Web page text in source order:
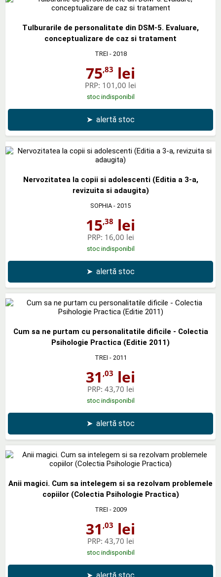
Tulburarile de personalitate din DSM-5. Evaluare,
conceptualizare de caz si tratament
TREI - 2018
75,83 lei
PRP: 101,00 lei
stoc indisponibil
➤ alertă stoc
Nervozitatea la copii si adolescenti (Editia a 3-a,
revizuita si adaugita)
SOPHIA - 2015
15,38 lei
PRP: 16,00 lei
stoc indisponibil
➤ alertă stoc
Cum sa ne purtam cu personalitatile dificile - Colectia
Psihologie Practica (Editie 2011)
TREI - 2011
31 ,03 lei
PRP: 43,70 lei
stoc indisponibil
➤ alertă stoc
Anii magici. Cum sa intelegem si sa rezolvam problemele
copiilor (Colectia Psihologie Practica)
TREI - 2009
31 ,03 lei
PRP: 43,70 lei
stoc indisponibil
➤ alertă stoc